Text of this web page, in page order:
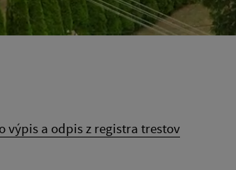
výpis a odpis z registra trestov